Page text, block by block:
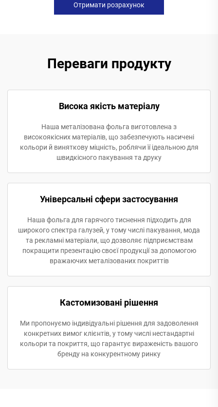
Отримати розрахунок
Переваги продукту
Висока якість матеріалу
Наша металізована фольга виготовлена з
високоякісних матеріалів, що забезпечують насичені
кольори й виняткову міцність, роблячи її ідеальною для
швидкісного пакування та друку
Універсальні сфери застосування
Наша фольга для гарячого тиснення підходить для
широкого спектра галузей, у тому числі пакування, мода
та рекламні матеріали, що дозволяє підприємствам
покращити презентацію своєї продукції за допомогою
вражаючих металізованих покриттів
Кастомизовані рішення
Ми пропонуємо індивідуальні рішення для задоволення
конкретних вимог клієнтів, у тому числі нестандартні
кольори та покриття, що гарантує вираженість вашого
бренду на конкурентному ринку